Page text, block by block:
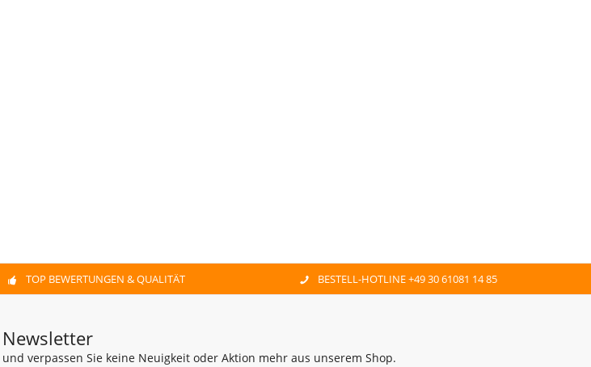
TOP BEWERTUNGEN & QUALITÄT BESTELL-HOTLINE +49 30 61081 14 85
Newsletter
verpassen Sie keine Neuigkeit oder Aktion mehr aus unserem Shop.